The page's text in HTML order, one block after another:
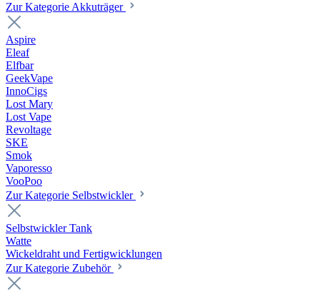
Zur Kategorie Akkuträger
Aspire
Eleaf
Elfbar
GeekVape
InnoCigs
Lost Mary
Lost Vape
Revoltage
SKE
Smok
Vaporesso
VooPoo
Zur Kategorie Selbstwickler
Selbstwickler Tank
Watte
Wickeldraht und Fertigwicklungen
Zur Kategorie Zubehör